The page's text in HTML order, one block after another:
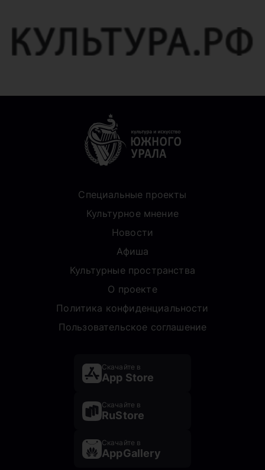
Специальные проекты
Культурное мнение
Новости
Афиша
Культурные пространства
О проекте
Политика конфиденциальности
Пользовательское соглашение
Скачайте в
App Store
Скачайте в
RuStore
Скачайте в
AppGallery